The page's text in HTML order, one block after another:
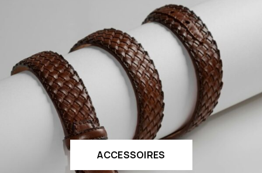
ACCESSOIRES